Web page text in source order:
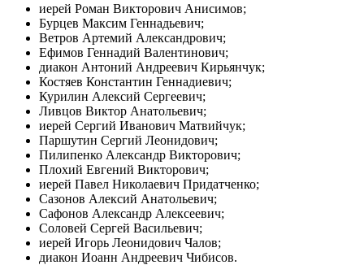
иерей Роман Викторович Анисимов;
Бурцев Максим Геннадьевич;
Ветров Артемий Александрович;
Ефимов Геннадий Валентинович;
диакон Антоний Андреевич Кирьянчук;
Костяев Константин Геннадиевич;
Курилин Алексий Сергеевич;
Ливцов Виктор Анатольевич;
иерей Сергий Иванович Матвийчук;
Паршутин Сергий Леонидович;
Пилипенко Александр Викторович;
Плохий Евгений Викторович;
иерей Павел Николаевич Придатченко;
Сазонов Алексий Анатольевич;
Сафонов Александр Алексеевич;
Соловей Сергей Васильевич;
иерей Игорь Леонидович Чалов;
диакон Иоанн Андреевич Чибисов.